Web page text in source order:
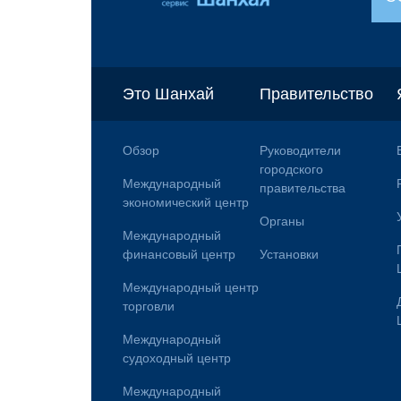
Это Шанхай
Обзор
Международный
экономический центр
Международный
финансовый центр
Международный центр
торговли
Международный
судоходный центр
Международный
Правительство
Руководители
городского
правительства
Органы
Установки